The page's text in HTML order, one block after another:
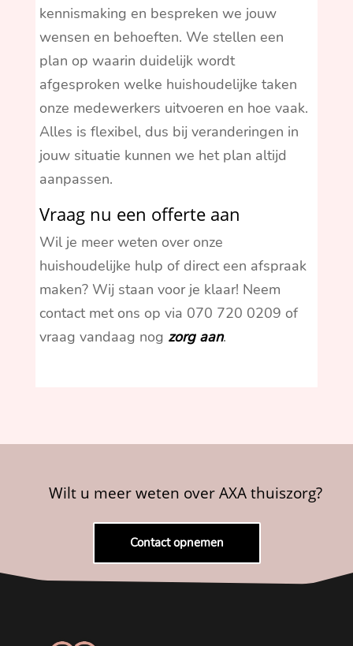
kennismaking en bespreken we jouw
wensen en behoeften. We stellen een
plan op waarin duidelijk wordt
afgesproken welke huishoudelijke taken
onze medewerkers uitvoeren en hoe vaak.
Alles is flexibel, dus bij veranderingen in
jouw situatie kunnen we het plan altijd
aanpassen.
Vraag nu een offerte aan
Wil je meer weten over onze
huishoudelijke hulp of direct een afspraak
maken? Wij staan voor je klaar! Neem
contact met ons op via 070 720 0209 of
vraag vandaag nog zorg aan.
Wilt u meer weten over AXA thuiszorg?
Contact opnemen